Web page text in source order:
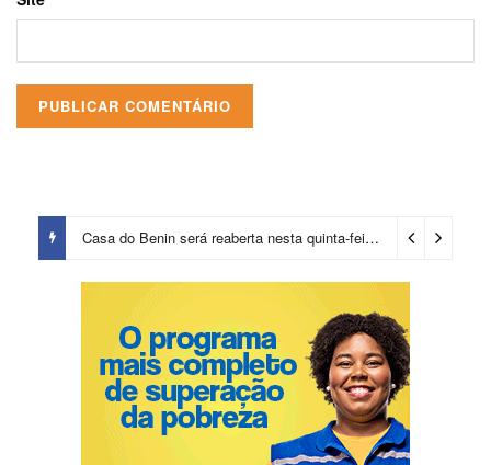
Casa do Benin será reaberta nesta quinta-feira (6) 2 dias ago